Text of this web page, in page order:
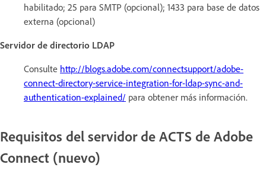
habilitado; 25 para SMTP (opcional); 1433 para base de datos
externa (opcional)
Servidor de directorio LDAP
Consulte http://blogs.adobe.com/connectsupport/adobe-
connect-directory-service-integration-for-ldap-sync-and-
authentication-explained/ para obtener más información.
Requisitos del servidor de ACTS de Adobe
Connect (nuevo)